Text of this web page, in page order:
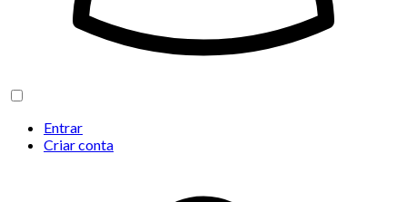
Entrar
Criar conta